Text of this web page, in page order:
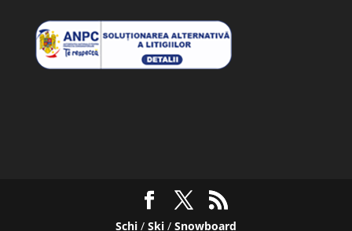
Schi/ Ski/ Snowboard